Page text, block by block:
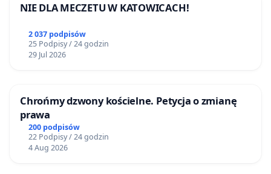
NIE DLA MECZETU W KATOWICACH!
2 037 podpisów
25 Podpisy / 24 godzin
29 Jul 2026
Chrońmy dzwony kościelne. Petycja o zmianę
prawa
200 podpisów
22 Podpisy / 24 godzin
4 Aug 2026